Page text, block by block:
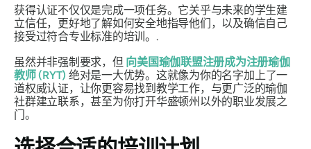
获得认证不仅仅是完成一项任务。它关乎与未来的学生建
立信任，更好地了解如何安全地指导他们，以及确信自己
接受过符合专业标准的培训。.
虽然并非强制要求，但 向美国瑜伽联盟注册成为注册瑜伽
教师 (RYT) 绝对是一大优势。这就像为你的名字加上了一
道权威认证，让你更容易找到教学工作，与更广泛的瑜伽
社群建立联系，甚至为你打开华盛顿州以外的职业发展之
门。